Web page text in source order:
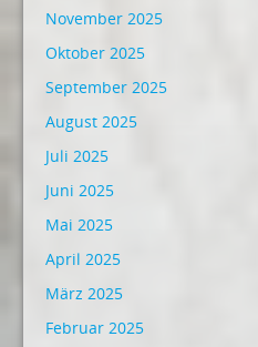
November 2025
Oktober 2025
September 2025
August 2025
Juli 2025
Juni 2025
Mai 2025
April 2025
März 2025
Februar 2025